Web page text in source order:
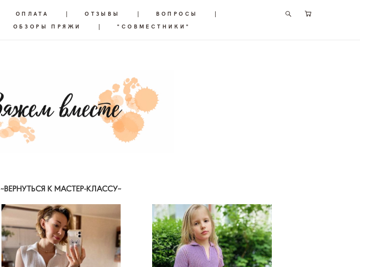
ОПЛАТА | ОТЗЫВЫ | ВОПРОСЫ
|
ОБЗОРЫ ПРЯЖИ | "СОВМЕСТНИКИ"
~ВЕРНУТЬСЯ К МАСТЕР-КЛАССУ~